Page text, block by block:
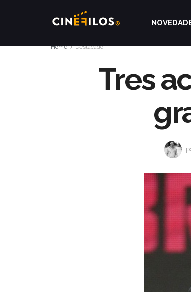
Home Destacado
Tres